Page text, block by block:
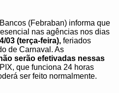
(Febraban) informa que
nas agências nos dias
03 (terça-feira), feriados
de Carnaval. As
serão efetivadas nessas
que funciona 24 horas
ser feito normalmente.